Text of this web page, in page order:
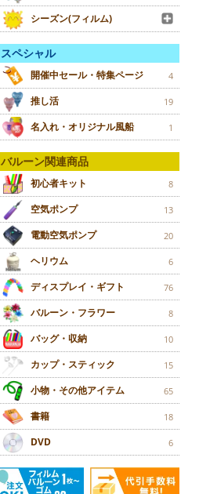
シーズン(フィルム)
スペシャル
開催中セール・特集ページ 4
推し活 19
名入れ・オリジナル風船 1
バルーン関連商品
初心者キット 8
空気ポンプ 13
電動空気ポンプ 20
ヘリウム 6
ディスプレイ・ギフト 76
バルーン・フラワー 8
バッグ・収納 10
カップ・スティック 15
小物・その他アイテム 65
書籍 18
DVD 6